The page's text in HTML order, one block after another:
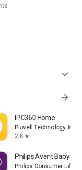
2Rf0CkO
de "Sun Seeker"
bit.ly/2FIPJq2
expand_more
arrow_forward
IPC360 Home
Puwell Technology Inc
2,8 star
Philips Avent Baby
Philips Consumer